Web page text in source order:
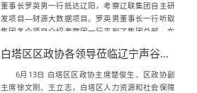
董事长罗英男一行抵达辽阳，考察辽联集团自主研
发项目—财源大数据项目。罗英男董事长一行听取
集团各个项目介绍考察团一行来到了集团总部，在
部运营总监曹健的接待下，考察团一行...
白塔区区政协各领导莅临辽宁声谷创业孵化基地调研指导
6月13日 白塔区区政协主席楚俊生、区政协副
主席徐文刚、王立志，白塔区人力资源和社会保障